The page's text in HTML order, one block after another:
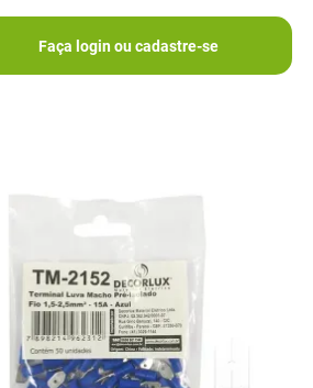
Faça login ou cadastre-se